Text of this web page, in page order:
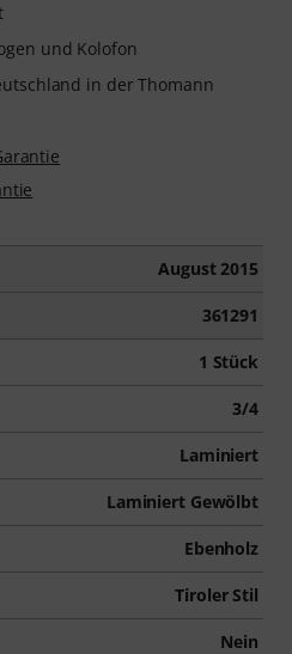
und Kolofon
in der Thomann
August 2015
361291
1 Stück
3/4
Laminiert
Laminiert Gewölbt
Ebenholz
Tiroler Stil
Nein